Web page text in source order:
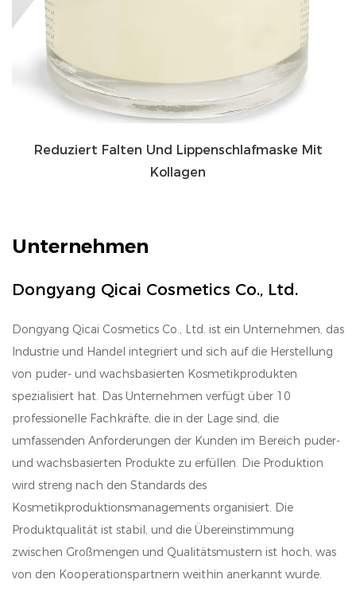
Reduziert Falten Und Lippenschlafmaske Mit
Kollagen
Unternehmen
Dongyang Qicai Cosmetics Co., Ltd.
Dongyang Qicai Cosmetics Co., Ltd. ist ein Unternehmen, das
Industrie und Handel integriert und sich auf die Herstellung
von puder- und wachsbasierten Kosmetikprodukten
spezialisiert hat. Das Unternehmen verfügt über 10
professionelle Fachkräfte, die in der Lage sind, die
umfassenden Anforderungen der Kunden im Bereich puder-
und wachsbasierten Produkte zu erfüllen. Die Produktion
wird streng nach den Standards des
Kosmetikproduktionsmanagements organisiert. Die
Produktqualität ist stabil, und die Übereinstimmung
zwischen Großmengen und Qualitätsmustern ist hoch, was
von den Kooperationspartnern weithin anerkannt wurde.